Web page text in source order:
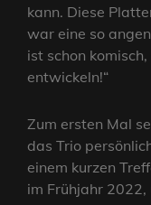
kann. Diese
war eine so
ist schon
entwickeln!“
Zum ersten Mal
das Trio
einem kurzen
im Frühjahr